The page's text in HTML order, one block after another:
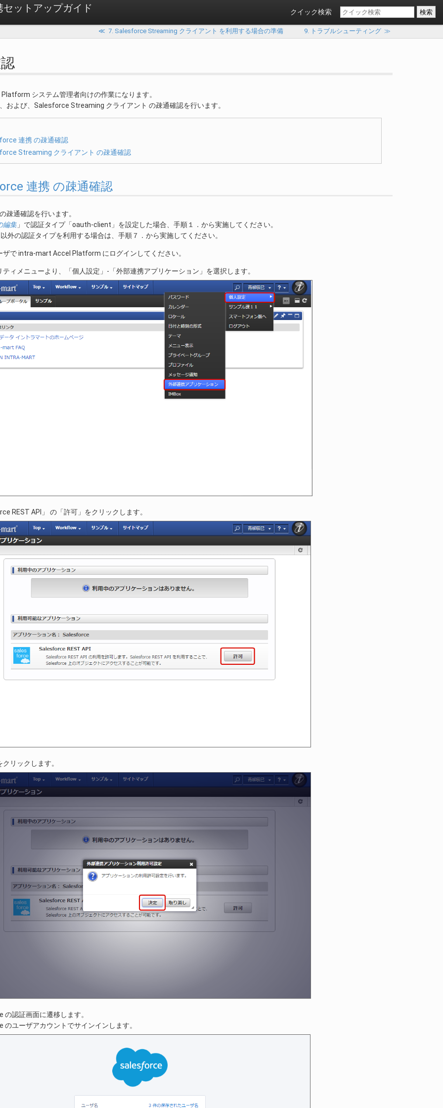
ットアップガイド クイック検索
≪ 7. Salesforce Streaming クライアント を利用する場合の準備 9. トラブルシューティング≫
システム管理者向けの作業になります。
および、Salesforce Streaming クライアント の疎通確認を行います。
連携 の疎通確認
Streaming クライアント の疎通確認
連携 の疎通確認
疎通確認を行います。
編集 」で認証タイプ「oauth-client」を設定した場合、手順１．から実施してください。
外の認証タイプを利用する場合は、手順７．から実施してください。
ザで intra-mart Accel Platform にログインしてください。
ティメニューより、「個人設定」-「外部連携アプリケーション」を選択します。
REST API」 の「許可」をクリックします。
リックします。
の認証画面に遷移します。
のユーザアカウントでサインインします。